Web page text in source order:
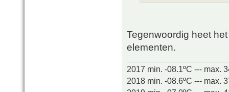
Tegenwoordig heet
elementen.
2017 min. -08.1ºC --- max.
2018 min. -08.6ºC --- max.